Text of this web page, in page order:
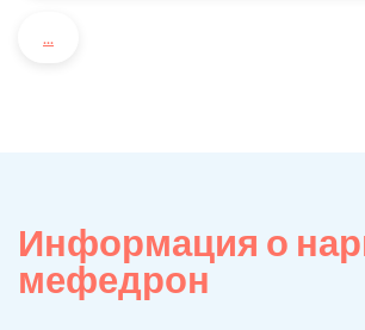
...
Информация о
мефедрон